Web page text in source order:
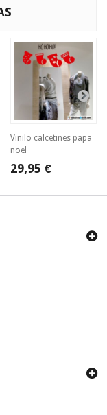
Vinilo calcetines papa
noel
29,95 €